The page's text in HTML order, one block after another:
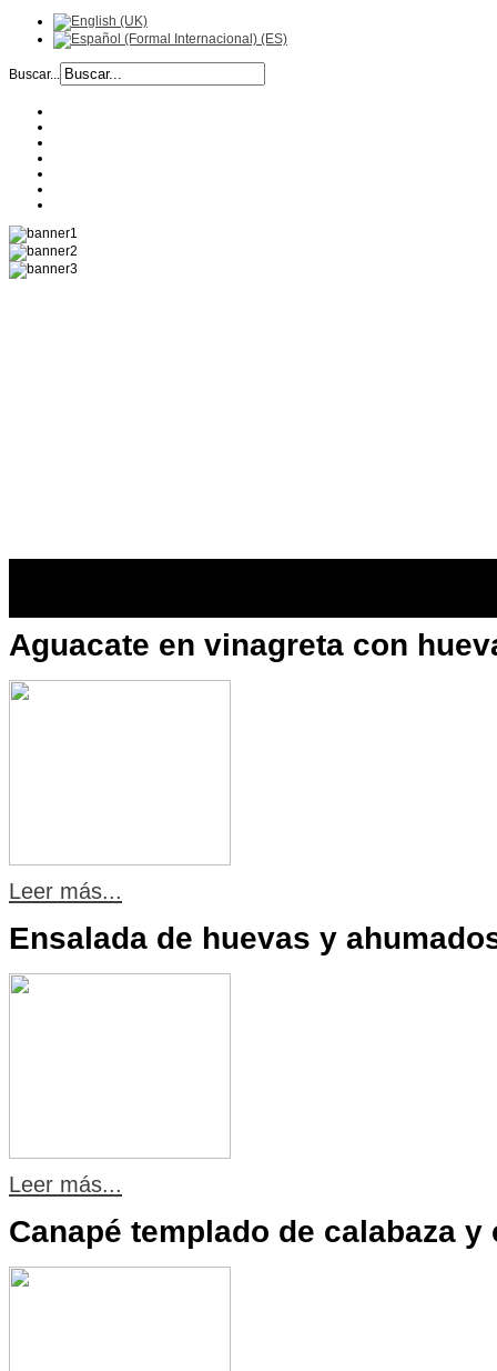
Buscar...
Aguacate en vinagreta con
Leer más...
Ensalada de huevas y
Leer más...
Canapé templado de calabaza y